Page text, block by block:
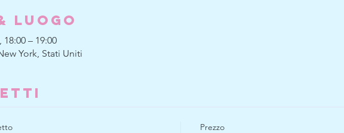
Luogo
18:00 – 19:00
York, Stati Uniti
Prezzo